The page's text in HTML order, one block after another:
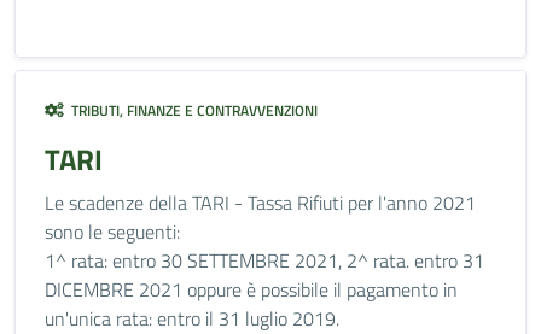
TRIBUTI, FINANZE E CONTRAVVENZIONI
TARI
Le scadenze della TARI - Tassa Rifiuti per l'anno 2021
sono le seguenti:
1^ rata: entro 30 SETTEMBRE 2021, 2^ rata. entro 31
DICEMBRE 2021 oppure è possibile il pagamento in
un'unica rata: entro il 31 luglio 2019.